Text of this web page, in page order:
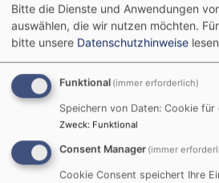
Wir freuen uns auf den Austausch
begleiten Sie gerne auf Ihrem
Glaubensweg.
Ob Sie ein Gespräch suchen,
besuchen
oder sich in unsere
möchten –wir sind für Sie da!
Bitte die Dienste und Anwendungen
auswählen, die wir nutzen möchten.
bitte unsere Datenschutzhinweise
Funktional (immer erforderlich)
Speichern von Daten: Cookie
Zweck: Funktional
Consent Manager (immer
Cookie Consent speichert Ihre